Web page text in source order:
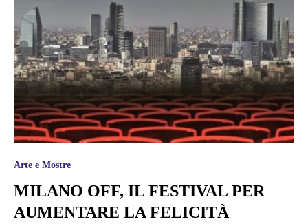
Arte e Mostre
MILANO OFF, IL FESTIVAL PER
AUMENTARE LA FELICITÀ